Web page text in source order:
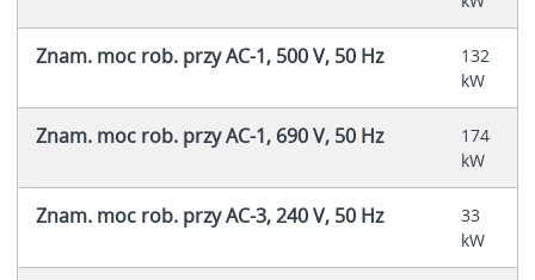
Znam. moc rob. przy AC-1, 500 V, 50 Hz
132
kW
Znam. moc rob. przy AC-1, 690 V, 50 Hz
174
kW
Znam. moc rob. przy AC-3, 240 V, 50 Hz
33
kW